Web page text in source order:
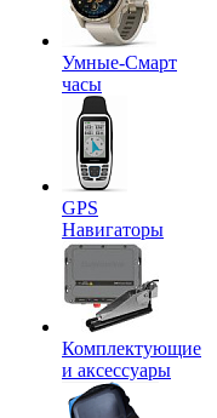
Умные-Смарт
часы
GPS
Навигаторы
Комплектующие
и аксессуары